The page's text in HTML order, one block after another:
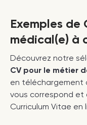
Exemples de
médical(e) à
Découvrez notre
CV pour le métier
en téléchargement
vous correspond et
Curriculum Vitae en